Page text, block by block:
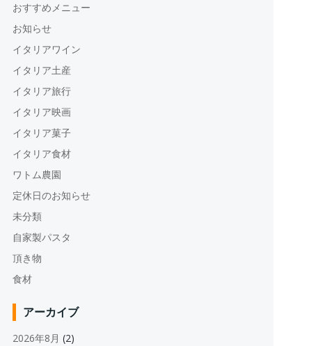
おすすめメニュー
お知らせ
イタリアワイン
イタリア土産
イタリア旅行
イタリア映画
イタリア菓子
イタリア食材
ワトム農園
定休日のお知らせ
未分類
自家製パスタ
頂き物
食材
アーカイブ
2026年8月 (2)